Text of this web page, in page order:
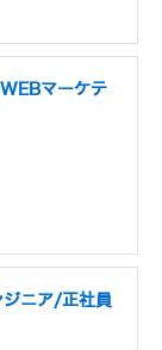
マーケテ
ジニア/正社員